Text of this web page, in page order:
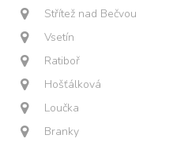
Střítež nad Bečvou
Vsetín
Ratiboř
Hošťálková
Loučka
Branky